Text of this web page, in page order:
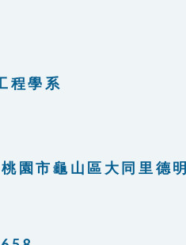
程學系
園市龜山區大同里德